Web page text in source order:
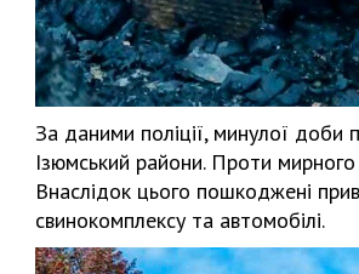
За даними поліції, минулої доби
Ізюмський райони. Проти
Внаслідок цього пошкоджені
свинокомплексу та автомобілі.